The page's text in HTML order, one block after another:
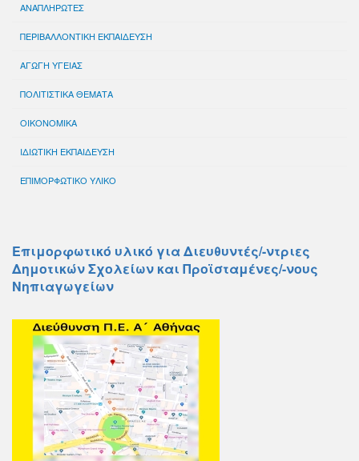
ΑΝΑΠΛΗΡΩΤΕΣ
ΠΕΡΙΒΑΛΛΟΝΤΙΚΗ ΕΚΠΑΙΔΕΥΣΗ
ΑΓΩΓΗ ΥΓΕΙΑΣ
ΠΟΛΙΤΙΣΤΙΚΑ ΘΕΜΑΤΑ
ΟΙΚΟΝΟΜΙΚΑ
ΙΔΙΩΤΙΚΗ ΕΚΠΑΙΔΕΥΣΗ
ΕΠΙΜΟΡΦΩΤΙΚΟ ΥΛΙΚΟ
Επιμορφωτικό υλικό για Διευθυντές/-ντριες
Δημοτικών Σχολείων και Προϊσταμένες/-νους
Νηπιαγωγείων